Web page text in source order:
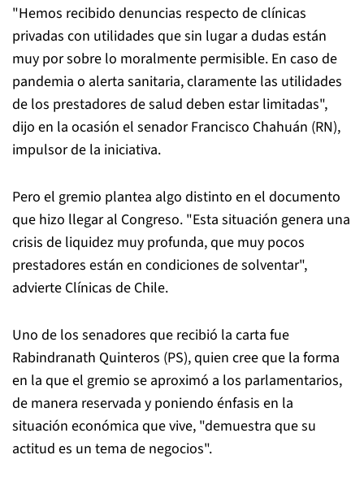
"Hemos recibido denuncias respecto de clínicas
privadas con utilidades que sin lugar a dudas están
muy por sobre lo moralmente permisible. En caso de
pandemia o alerta sanitaria, claramente las utilidades
de los prestadores de salud deben estar limitadas",
dijo en la ocasión el senador Francisco Chahuán (RN),
impulsor de la iniciativa.
Pero el gremio plantea algo distinto en el documento
que hizo llegar al Congreso. "Esta situación genera una
crisis de liquidez muy profunda, que muy pocos
prestadores están en condiciones de solventar",
advierte Clínicas de Chile.
Uno de los senadores que recibió la carta fue
Rabindranath Quinteros (PS), quien cree que la forma
en la que el gremio se aproximó a los parlamentarios,
de manera reservada y poniendo énfasis en la
situación económica que vive, "demuestra que su
actitud es un tema de negocios".